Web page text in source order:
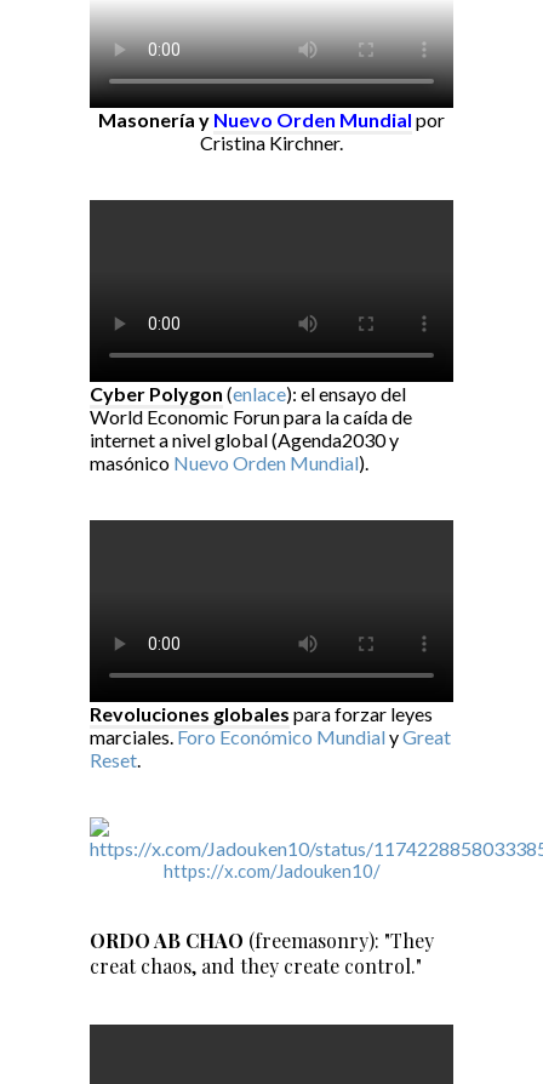
Masonería y Nuevo Orden Mundial por
Cristina Kirchner.
Cyber Polygon (enlace): el ensayo del
World Economic Forun para la caída de
internet a nivel global (Agenda2030 y
masónico Nuevo Orden Mundial).
Revoluciones globales para forzar leyes
marciales. Foro Económico MundialyGreat
Reset.
https://x.com/Jadouken10/
ORDO AB CHAO (freemasonry): "They
creat chaos, and they create control."